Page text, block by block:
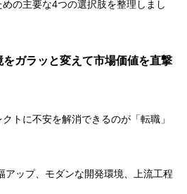
の主要な4つの選択肢を整理しまし
をガラッと変えて市場価値を直撃
トに不安を解消できるのが「転職」
アップ、モダンな開発環境、上流工程